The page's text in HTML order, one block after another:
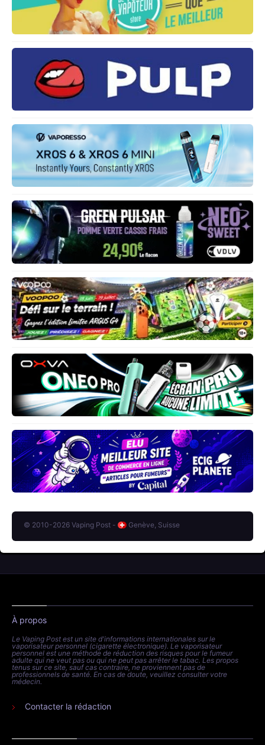
© 2010-2026 Vaping Post - Genève, Suisse
À propos
Le Vaping Post est un site d'informations internationales sur le
vaporisateur personnel (cigarette électronique). Le vaporisateur
personnel est une méthode de réduction des risques pour le fumeur
adulte qui ne veut pas ou qui ne peut pas arrêter le tabac. Les propos
tenus sur ce site, sauf cas contraire, ne proviennent pas de
professionnels de santé. En cas de doute, veuillez consulter votre
médecin.
Contacter la rédaction